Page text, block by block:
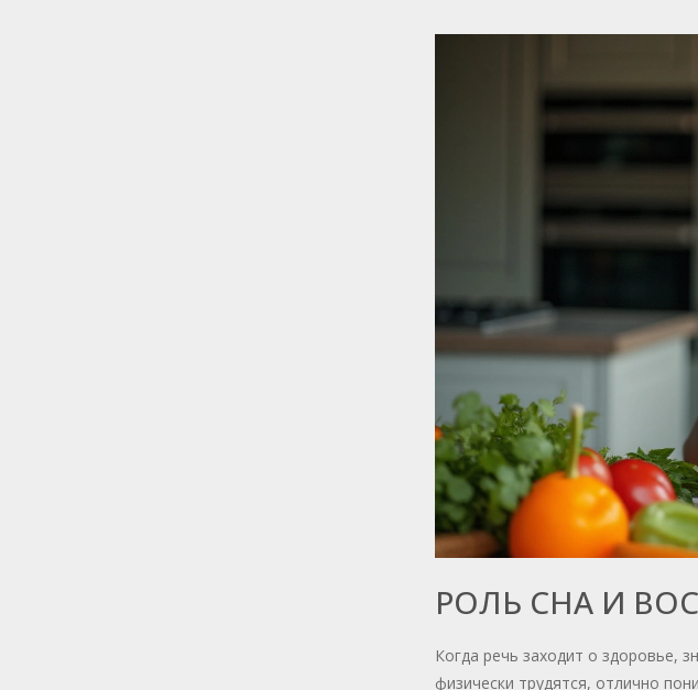
РОЛЬ СНА И
Когда речь заходит о здоровье,
физически трудятся, отлично